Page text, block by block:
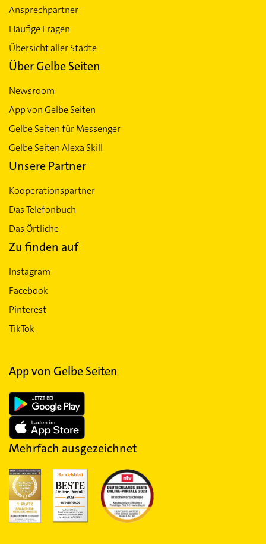
Ansprechpartner
Häufige Fragen
Übersicht aller Städte
Über Gelbe Seiten
Newsroom
App von Gelbe Seiten
Gelbe Seiten für Messenger
Gelbe Seiten Alexa Skill
Unsere Partner
Kooperationspartner
Das Telefonbuch
Das Örtliche
Zu finden auf
Instagram
Facebook
Pinterest
TikTok
App von Gelbe Seiten
Mehrfach ausgezeichnet